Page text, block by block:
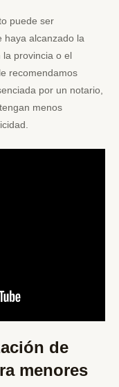
puede ser
haya alcanzado la
provincia o el
recomendamos
por un notario,
menos
de
menores